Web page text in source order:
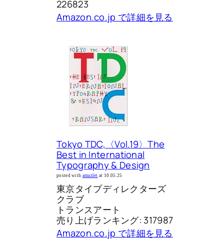
226823
Amazon.co.jp で詳細を見る
Tokyo TDC,〈Vol.19〉The
Best in International
Typography & Design
posted with amazlet at 10.05.25
東京タイプディレクターズ
クラブ
トランスアート
売り上げランキング: 317987
Amazon.co.jp で詳細を見る